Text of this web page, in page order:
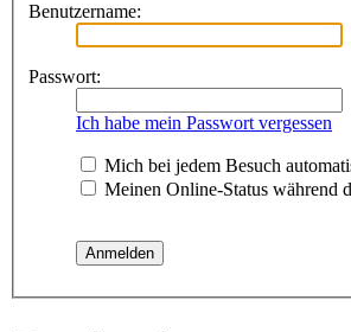
Benutzername:
Passwort:
Ich habe mein Passwort vergessen
Mich bei jedem Besuch
Meinen Online-Status während